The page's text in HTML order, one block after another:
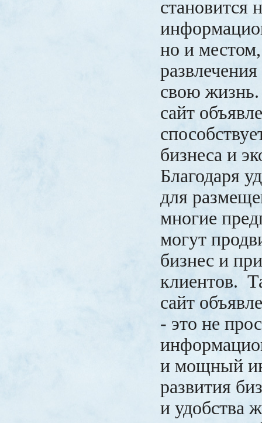
становится
но и
свою
сайт
бизнеса и
Благодаря
для
многие
могут
бизнес и
клиентов.
сайт
- это не
и мощный
развития
и удобства